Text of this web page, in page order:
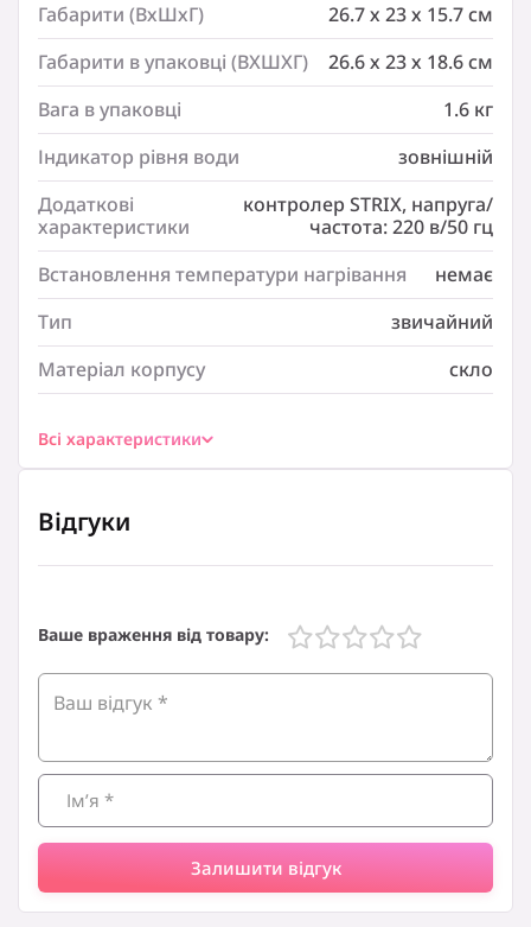
Автоматичне вимкнення
Завдяки захисту від википання чайник автоматично
вимкнеться, якщо його випадково увімкнуть, коли в
ньому немає або недостатньо води. Крім того, захист
від перегріву автоматично вимкне прилад за
температури 100°C.
Вбудований усередині
Фільтр від накипу робить чайник придатним навіть
для районів із жорсткою водою. Він не тільки добре
працює, а й легко чиститься. Ви можете легко
поводитися з ним, і він прекрасно наливається, не
капаючи.
Характеристики
Особливості:
підсвічування корпусу
Особливості:
1.4 кг
Габарити (ВхШхГ):
26.7 х 23 х 15.7 см
Габарити в упаковці (ВХШХГ):
Вага в упаковці:
1.6 кг
Індикатор рівня води:
зовнішній
контролер STRIX
Додаткові характеристики:
напруга/частота: 220 в/50 гц
Встановлення температури нагрівання:
Тип:
Габарити (ВхШхГ)
26.7 х 23 х 15.7 см
Габарити в упаковці (ВХШХГ)
26.6 х 23 х 18.6 см
Вага в упаковці
1.6 кг
Індикатор рівня води
зовнішній
Додаткові
характеристики
контролер STRIX, напруга/
частота: 220 в/50 гц
Встановлення температури нагрівання
немає
Тип
звичайний
Матеріал корпусу
скло
Всі характеристики
Відгуки
Ваше враження від товару:
Залишити відгук